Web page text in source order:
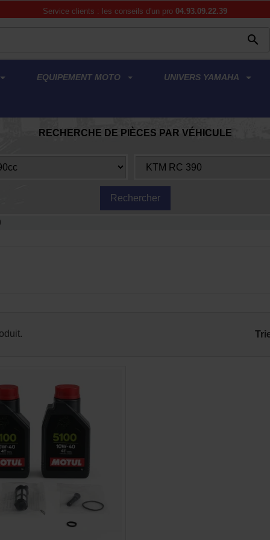
Service clients : les conseils d'un pro 04.93.09.22.39

EQUIPEMENT MOTO UNIVERS YAMAHA
RECHERCHE DE PIÈCES PAR VÉHICULE